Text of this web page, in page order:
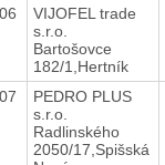
VIJOFEL trade
s.r.o.
Bartošovce
182/1,Hertník
PEDRO PLUS
s.r.o.
Radlinského
2050/17,Spišská